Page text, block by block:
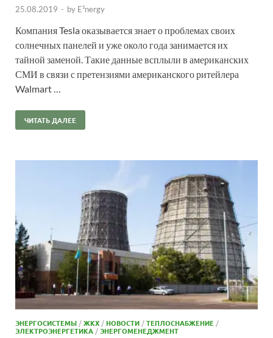
25.08.2019 - by E²nergy
Компания Tesla оказывается знает о проблемах своих
солнечных панелей и уже около года занимается их
тайной заменой. Такие данные всплыли в американских
СМИ в связи с претензиями американского ритейлера
Walmart …
ЧИТАТЬ ДАЛЕЕ
ЭНЕРГОСИСТЕМЫ/ЖКХ/НОВОСТИ/ТЕПЛОСНАБЖЕНИЕ/
ЭЛЕКТРОЭНЕРГЕТИКА/ЭНЕРГОМЕНЕДЖМЕНТ